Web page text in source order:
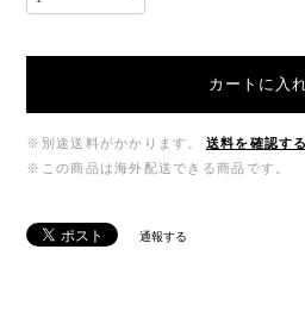
カートに入
※別途送料がかかります。
送料を確認する
※この商品は海外配送できる商品です。
通報する